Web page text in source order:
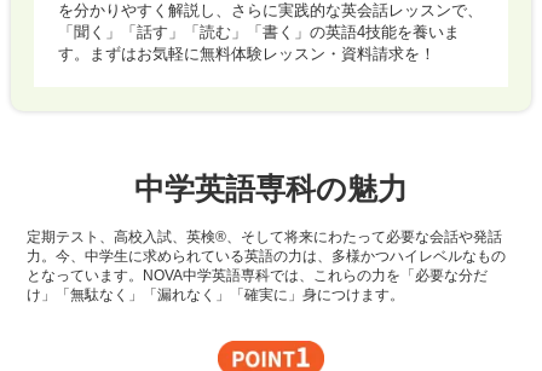
を分かりやすく解説し、さらに実践的な英会話レッスンで、
「聞く」「話す」「読む」「書く」の英語4技能を養いま
す。まずはお気軽に無料体験レッスン・資料請求を！
中学英語専科の魅力
定期テスト、高校入試、英検®、そして将来にわたって必要な会話や発話
力。今、中学生に求められている英語の力は、多様かつハイレベルなもの
となっています。NOVA中学英語専科では、これらの力を「必要な分だ
け」「無駄なく」「漏れなく」「確実に」身につけます。